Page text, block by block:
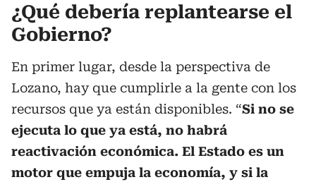
¿Qué debería replantearse el
Gobierno?
En primer lugar, desde la perspectiva de
Lozano, hay que cumplirle a la gente con los
recursos que ya están disponibles. “Si no se
ejecuta lo que ya está, no habrá
reactivación económica. El Estado es un
motor que empuja la economía, y si la